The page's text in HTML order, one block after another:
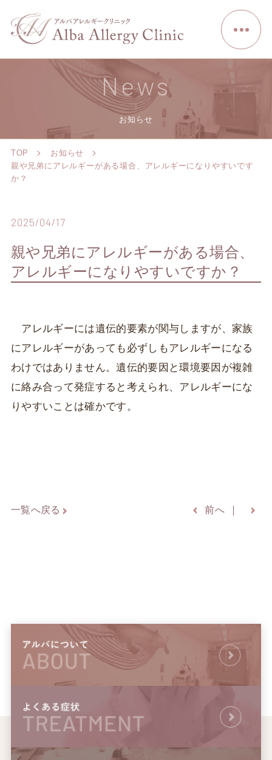
News
お知らせ
TOP
お知らせ
親や兄弟にアレルギーがある場合、アレルギーになりやすいです
か？
2025/04/17
親や兄弟にアレルギーがある場合、
アレルギーになりやすいですか？
アレルギーには遺伝的要素が関与しますが、家族
にアレルギーがあっても必ずしもアレルギーになる
わけではありません。遺伝的要因と環境要因が複雑
に絡み合って発症すると考えられ、アレルギーにな
りやすいことは確かです。
一覧へ戻る 前へ